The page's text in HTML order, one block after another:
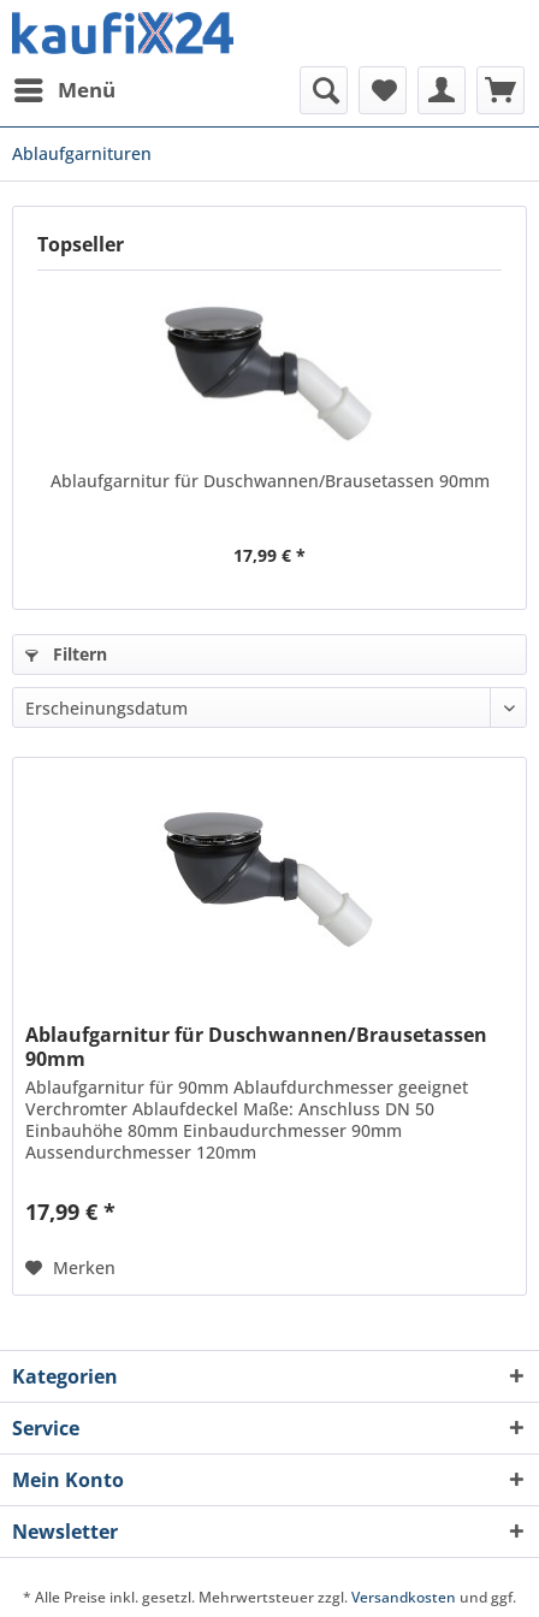
Menü
Ablaufgarnituren
Topseller
Ablaufgarnitur für Duschwannen/Brausetassen 90mm
17,99 € *
Filtern
Ablaufgarnitur für Duschwannen/Brausetassen
90mm
Ablaufgarnitur für 90mm Ablaufdurchmesser geeignet
Verchromter Ablaufdeckel Maße: Anschluss DN 50
Einbauhöhe 80mm Einbaudurchmesser 90mm
Aussendurchmesser 120mm
17,99 € *
Merken
Kategorien
Service
Mein Konto
Newsletter
* Alle Preise inkl. gesetzl. Mehrwertsteuer zzgl.Versandkosten und ggf.